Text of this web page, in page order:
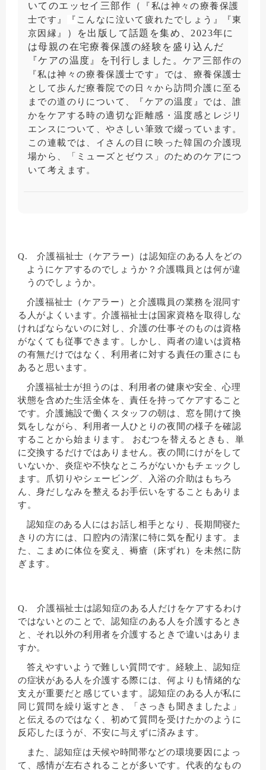
いてのエッセイ三部作（
『私は神々の療養保護
士です』
『 こんなに泣いて 疲れたでしょう 』『東
京因縁』
）を出版して話題を集め、2023年に
は母親の在宅療養保護の経験を盛り込んだ
『ケアの温度』を刊行しました。 ケア 三部作の
『私は神々の療養保護士です』では、療養保護士
として歩んだ療養院での日々から訪問介護に至る
までの道のりについて、『ケアの温度』では、誰
かをケアする時の適切な距離感・温度感とレジリ
エンスについて、やさしい筆致で綴っています。
この連載では、イさんの目に映った韓国の介護現
場から、「ミューズとゼウス」のためのケアにつ
いて考えます。
Q. 介護福祉士（ケアラー）は認知症のある人をどの
ようにケアするのでしょうか？介護職員とは何が違
うのでしょうか。
介護福祉士（ケアラー）と介護職員の業務を混同す
る人がよくいます。介護福祉士は国家資格を取得しな
ければならないのに対し、介護の仕事そのものは資格
がなくても従事できます。しかし、両者の違いは資格
の有無だけではなく、利用者に対する責任の重さにも
あると思います。
介護福祉士が担うのは、利用者の健康や安全、心理
状態を含めた生活全体を、責任を持ってケアすること
です。介護施設で働くスタッフの朝は、窓を開けて換
気をしながら、利用者一人ひとりの夜間の様子を確認
することから始まります。 おむつを替えるときも、単
に交換するだけではありません。夜の間にけがをして
いないか、炎症や不快なところがないかもチェックし
ます。爪切りやシェービング、入浴の介助はもちろ
ん、身だしなみを整えるお手伝いをすることもありま
す。
認知症のある人にはお話し相手となり、長期間寝た
きりの方には、口腔内の清潔に特に気を配ります。ま
た、こまめに体位を変え、褥瘡（床ずれ）を未然に防
ぎます。
Q. 介護福祉士は認知症のある人だけをケアするわけ
ではないとのことで、認知症のある人を介護するとき
と、それ以外の利用者を介護するときで違いはありま
すか。
答えやすいようで難しい質問です。経験上、認知症
の症状がある人を介護する際には、何よりも情緒的な
支えが重要だと感じています。認知症のある人が私に
同じ質問を繰り返すとき、「さっきも聞きましたよ」
と伝えるのではなく、初めて質問を受けたかのように
反応したほうが、不安に与えずに済みます。
また、認知症は天候や時間帯などの環境要因によっ
て、感情が左右されることが多いです。代表的なもの